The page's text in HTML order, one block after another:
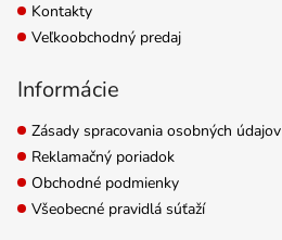
Kontakty
Veľkoobchodný predaj
Informácie
Zásady spracovania osobných údajov
Reklamačný poriadok
Obchodné podmienky
Všeobecné pravidlá súťaží